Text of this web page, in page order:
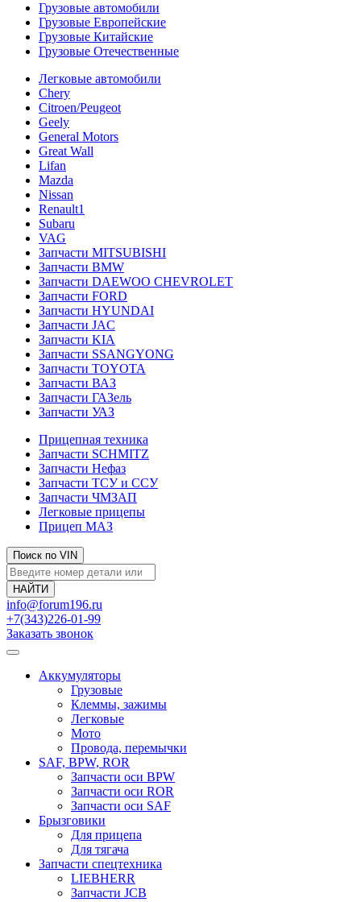
Грузовые автомобили
Грузовые Европейские
Грузовые Китайские
Грузовые Отечественные
Легковые автомобили
Chery
Citroen/Peugeot
Geely
General Motors
Great Wall
Lifan
Mazda
Nissan
Renault1
Subaru
VAG
Запчасти MITSUBISHI
Запчасти BMW
Запчасти DAEWOO CHEVROLET
Запчасти FORD
Запчасти HYUNDAI
Запчасти JAC
Запчасти KIA
Запчасти SSANGYONG
Запчасти TOYOTA
Запчасти ВАЗ
Запчасти ГАЗель
Запчасти УАЗ
Прицепная техника
Запчасти SCHMITZ
Запчасти Нефаз
Запчасти ТСУ и ССУ
Запчасти ЧМЗАП
Легковые прицепы
Прицеп МАЗ
Поиск по VIN
info@forum196.ru
+7(343)226-01-99
Заказать звонок
Аккумуляторы
Грузовые
Клеммы, зажимы
Легковые
Мото
Провода, перемычки
SAF, BPW, ROR
Запчасти оси BPW
Запчасти оси ROR
Запчасти оси SAF
Брызговики
Для прицепа
Для тягача
Запчасти спецтехника
LIEBHERR
Запчасти JCB